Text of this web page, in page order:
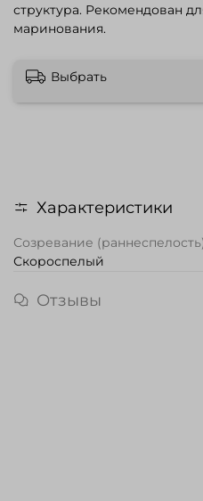
структура. Рекомендован
маринования.
Выбрать
Характеристики
Созревание (раннеспелость)
Скороспелый
Отзывы